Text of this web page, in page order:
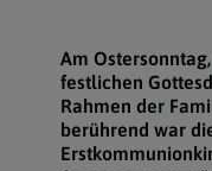
Am
festlichen
Rahmen der
berührend war